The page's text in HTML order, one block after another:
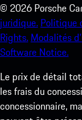
© 2026 Porsche
juridique. Politique
Rights. Modalités
Software Notice.
Le prix de détail
les frais du
concessionnaire,